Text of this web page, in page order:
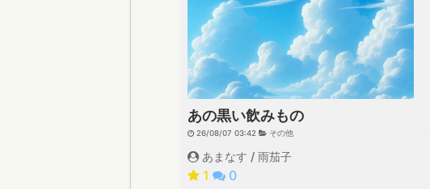
あの黒い飲みもの
26/08/07 03:42 その他
あまなす / 雨茄子
1 0